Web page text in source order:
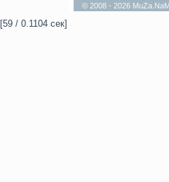
© 2008 - 2026
[59 / 0.1104 сек]